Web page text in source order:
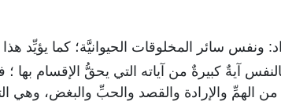
ونفس سائر المخلوقات الحيوانيَّة؛ كما يؤيِّد
آيةٌ كبيرةٌ من آياته التي يحقُّ الإقسام بها
من الهمِّ والإرادة والقصد والحبِّ والبغض، وهي